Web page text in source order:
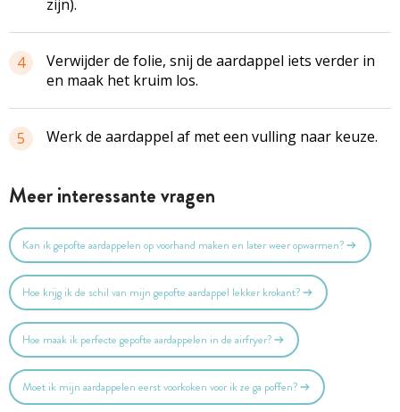
zijn).
4
Verwijder de folie, snij de aardappel iets verder in
en maak het kruim los.
5 Werk de aardappel af met een vulling naar keuze.
Meer interessante vragen
Kan ik gepofte aardappelen op voorhand maken en later weer opwarmen?
Hoe krijg ik de schil van mijn gepofte aardappel lekker krokant?
Hoe maak ik perfecte gepofte aardappelen in de airfryer?
Moet ik mijn aardappelen eerst voorkoken voor ik ze ga poffen?